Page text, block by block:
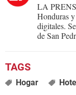
LA
Honduras
digitales.
de San
Hogar